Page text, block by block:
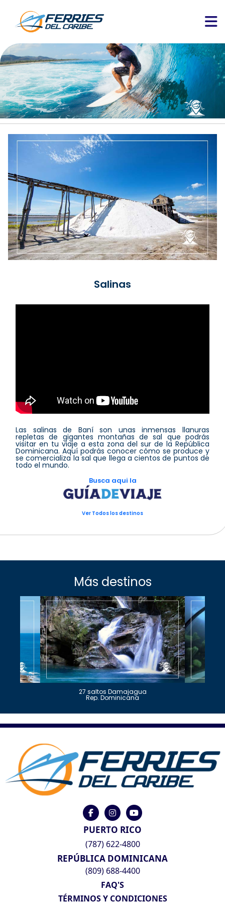
Salinas
Las salinas de Baní son unas inmensas llanuras
repletas de gigantes montañas de sal que podrás
visitar en tu viaje a esta zona del sur de la República
Dominicana. Aquí podrás conocer cómo se produce y
se comercializa la sal que llega a cientos de puntos de
todo el mundo.
Busca aqui la
Ver Todos los destinos
Más destinos
27 saltos Damajagua
Rep. Dominicana
PUERTO RICO
(787) 622-4800
REPÚBLICA DOMINICANA
(809) 688-4400
FAQ'S
TÉRMINOS Y CONDICIONES